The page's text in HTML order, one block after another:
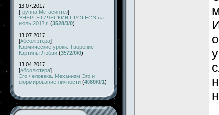
13.07.2017
[Группа Метасинтез]
ЭНЕРГЕТИЧЕСКИЙ ПРОГНОЗ на
июль 2017 г. (3528/0/0)
13.07.2017
[Абсолютера]
Кармические уроки. Творение
Картины Любви (3572/0/0)
13.04.2017
[Абсолютера]
Эго человека. Механизм Эго и
формирование личности (4080/0/1)